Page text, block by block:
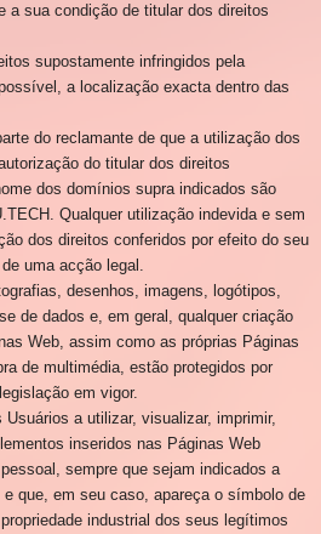
a sua condição de titular dos direitos
supostamente infringidos pela
a localização exacta dentro das
do reclamante de que a utilização dos
do titular dos direitos
dos domínios supra indicados são
Qualquer utilização indevida e sem
dos direitos conferidos por efeito do seu
uma acção legal.
desenhos, imagens, logótipos,
de dados e, em geral, qualquer criação
Web, assim como as próprias Páginas
de multimédia, estão protegidos por
em vigor.
a utilizar, visualizar, imprimir,
inseridos nas Páginas Web
sempre que sejam indicados a
que, em seu caso, apareça o símbolo de
industrial dos seus legítimos